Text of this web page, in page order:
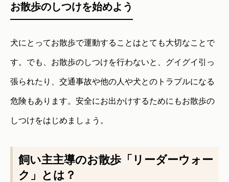
お散歩のしつけを始めよう
犬にとってお散歩で運動することはとても大切なことで
す。でも、お散歩のしつけを行わないと、グイグイ引っ
張られたり、交通事故や他の人や犬とのトラブルになる
危険もあります。安全にお出かけするためにもお散歩の
しつけをはじめましょう。
飼い主主導のお散歩「リーダーウォー
ク」とは？